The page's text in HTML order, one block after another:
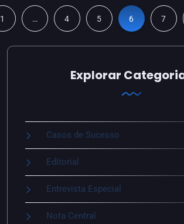
1 … 4 5 6 7
Explorar
Casos de Sucesso
Editorial
Entrevista Especial
Nota Central